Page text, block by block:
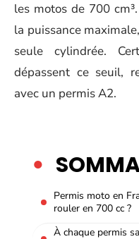
les motos de 700
la puissance
seule cylindrée.
dépassent ce seuil,
avec un permis A2.
Permis moto en
rouler en 700 cc ?
À chaque permis